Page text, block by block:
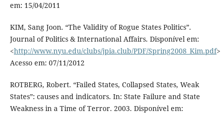
em: 15/04/2011
KIM, Sang Joon. “The Validity of Rogue States Politics”.
Journal of Politics & International Affairs. Disponível em:
<http://www.nyu.edu/clubs/jpia.club/PDF/Spring2008_Kim.pdf>
Acesso em: 07/11/2012
ROTBERG, Robert. “Failed States, Collapsed States, Weak
States”: causes and indicators. In: State Failure and State
Weakness in a Time of Terror. 2003. Disponível em: